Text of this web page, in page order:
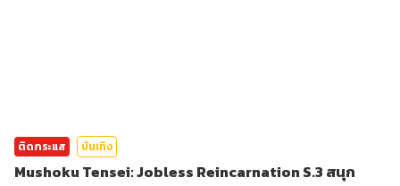
ติดกระแส บันเทิง
Mushoku Tensei: Jobless Reincarnation S.3 สนุก